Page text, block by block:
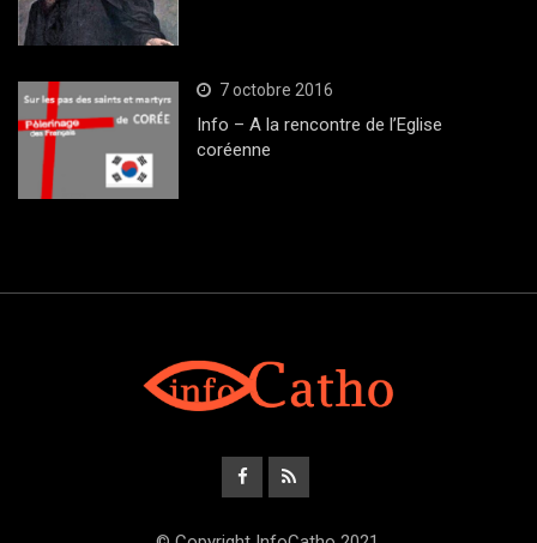
7 octobre 2016
Info – A la rencontre de l’Eglise
coréenne